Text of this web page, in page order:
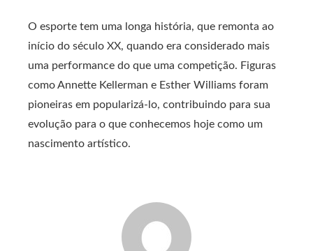
O esporte tem uma longa história, que remonta ao
início do século XX, quando era considerado mais
uma performance do que uma competição. Figuras
como Annette Kellerman e Esther Williams foram
pioneiras em popularizá-lo, contribuindo para sua
evolução para o que conhecemos hoje como um
nascimento artístico.